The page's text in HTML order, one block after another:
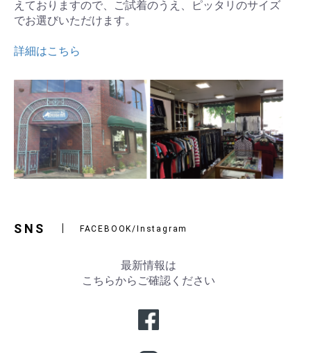
えておりますので、ご試着のうえ、ピッタリのサイズ
でお選びいただけます。
詳細はこちら
SNS FACEBOOK/Instagram
最新情報は
こちらからご確認ください